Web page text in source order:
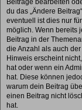
Beiträge bearbeiten
du das „Ändere
eventuell ist dies nur
möglich. Wenn bereits
Beitrag in der
die Anzahl als auch
Hinweis erscheint
hat oder wenn ein
hat. Diese können
warum dein Beitrag
einen Beitrag nicht
hat.